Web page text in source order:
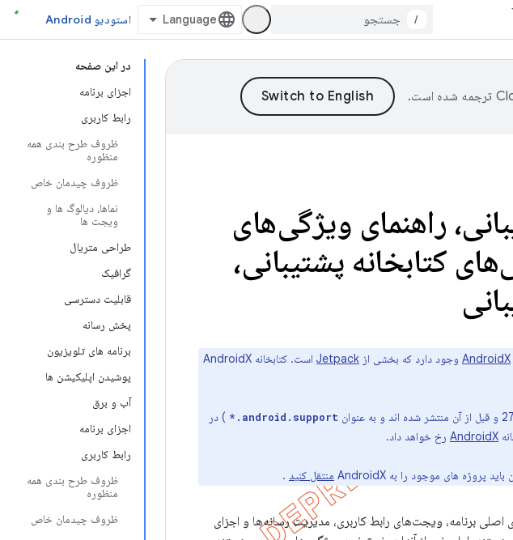
/ استودیو Android
در این صفحه
اجزای برنامه
رابط کاربری
ظروف طرح بندی همه
منظوره
ظروف چیدمان خاص
نماها، دیالوگ ها و
ویجت ها
طراحی متریال
گرافیک
قابلیت دسترسی
پخش رسانه
برنامه های تلویزیون
پوشیدن اپلیکیشن ها
آب و برق
اجزای برنامه
رابط کاربری
ظروف طرح بندی همه
منظوره
ظروف چیدمان خاص
ترجمه شده است.
راهنمای ویژگی‌های
کتابخانه پشتیبانی،
AndroidX وجود دارد که بخشی از Jetpack
است. کتابخانه AndroidX
android.support.*
) در
AndroidX رخ خواهد داد.
منتقل کنید .
اصلی برنامه، ویجت‌های رابط کاربری، مدیریت رسانه‌ها و اجزای